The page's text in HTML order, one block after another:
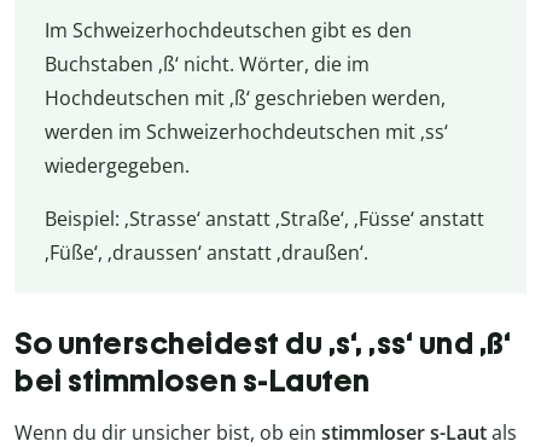
Im Schweizerhochdeutschen gibt es den
Buchstaben ‚ß‘ nicht. Wörter, die im
Hochdeutschen mit ‚ß‘ geschrieben werden,
werden im Schweizerhochdeutschen mit ‚ss‘
wiedergegeben.
Beispiel: ‚Strasse‘ anstatt ‚Straße‘, ‚Füsse‘ anstatt
‚Füße‘, ‚draussen‘ anstatt ‚draußen‘.
So unterscheidest du ‚s‘, ‚ss‘ und ‚ß‘
bei stimmlosen s-Lauten
Wenn du dir unsicher bist, ob ein stimmloser s-Lautals